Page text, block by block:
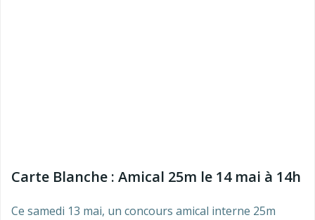
Carte Blanche : Amical 25m le 14 mai à 14h
Ce samedi 13 mai, un concours amical interne 25m